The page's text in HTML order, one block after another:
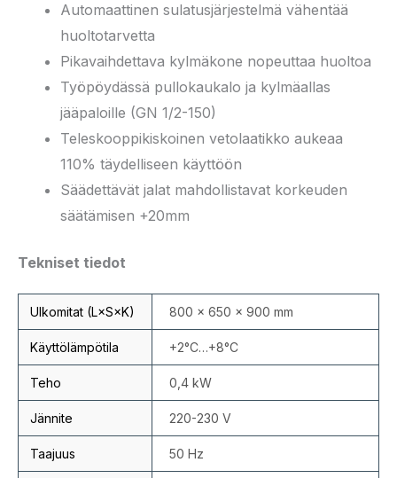
Automaattinen sulatusjärjestelmä vähentää
huoltotarvetta
Pikavaihdettava kylmäkone nopeuttaa huoltoa
Työpöydässä pullokaukalo ja kylmäallas
jääpaloille (GN 1/2-150)
Teleskooppikiskoinen vetolaatikko aukeaa
110% täydelliseen käyttöön
Säädettävät jalat mahdollistavat korkeuden
säätämisen +20mm
Tekniset tiedot
Ulkomitat (L×S×K) 800 × 650 × 900 mm
Käyttölämpötila +2°C…+8°C
Teho 0,4 kW
Jännite 220-230 V
Taajuus 50 Hz